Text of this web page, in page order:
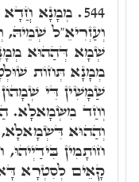
544. מְמָנָא חֲדָא
וְעַזְרִיאֵ"ל
שְׁמָא דְּהַהוּא
מְמָנָא תְּחוֹת
שַׁמָּשִׁין דִּי
וְחַד מִשְּׂמָאלָא.
וְהַהוּא דִּשְׂמָאלָא,
חוֹתָמִין
קָאֵים לְסִטְרָא